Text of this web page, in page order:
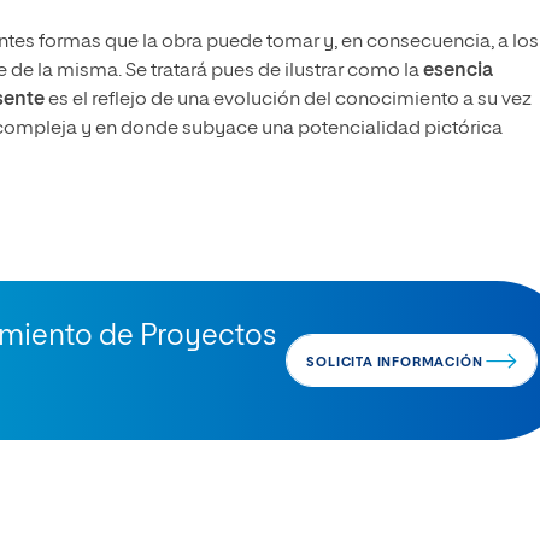
formas que la obra puede tomar y, en consecuencia, a los
la misma. Se tratará pues de ilustrar como laesencia
es el reflejo de una evolución del conocimiento a su vez
y en donde subyace una potencialidad pictórica
de Proyectos
SOLICITA INFORMACIÓN